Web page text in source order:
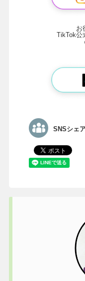
お
TikTok公
SNSシェ